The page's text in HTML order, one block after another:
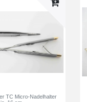
TC Micro-Nadelhalter